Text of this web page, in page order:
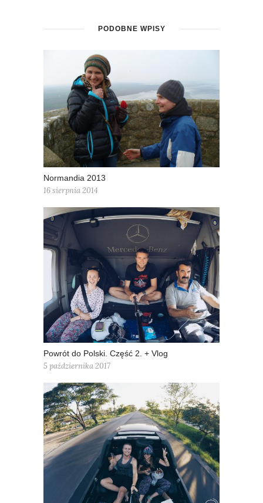
PODOBNE WPISY
Normandia 2013
16 sierpnia 2014
Powrót do Polski. Część 2. + Vlog
5 października 2017